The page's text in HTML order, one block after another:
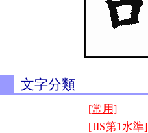
文字分類
[常用]
[JIS第1水準]